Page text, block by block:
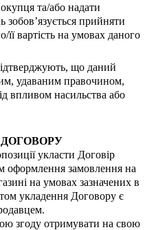
та/або надати
прийняти
вартість на умовах даного
що даний
удаваним правочином,
впливом насильства або
укласти Договір
оформлення замовлення на
на умовах зазначених в
укладення Договору є
згоду отримувати на свою